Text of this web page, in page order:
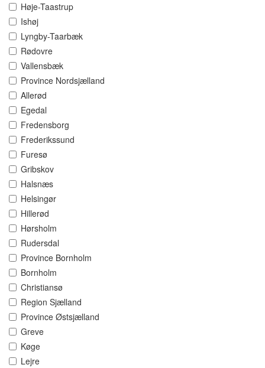
Høje-Taastrup
Ishøj
Lyngby-Taarbæk
Rødovre
Vallensbæk
Province Nordsjælland
Allerød
Egedal
Fredensborg
Frederikssund
Furesø
Gribskov
Halsnæs
Helsingør
Hillerød
Hørsholm
Rudersdal
Province Bornholm
Bornholm
Christiansø
Region Sjælland
Province Østsjælland
Greve
Køge
Lejre